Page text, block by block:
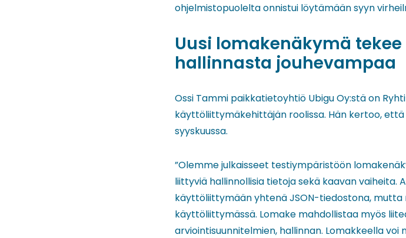
ohjelmistopuolelta onnistui löytämään syyn
Uusi lomakenäkymä
hallinnasta jouhevampaa
Ossi Tammi paikkatietoyhtiö Ubigu Oy:stä on
käyttöliittymäkehittäjän roolissa. Hän kertoo,
syyskuussa.
”Olemme julkaisseet testiympäristöön
liittyviä hallinnollisia tietoja sekä kaavan vaiheita.
käyttöliittymään yhtenä JSON-tiedostona, mutta
käyttöliittymässä. Lomake mahdollistaa myös
arviointisuunnitelmien, hallinnan. Lomakkeella